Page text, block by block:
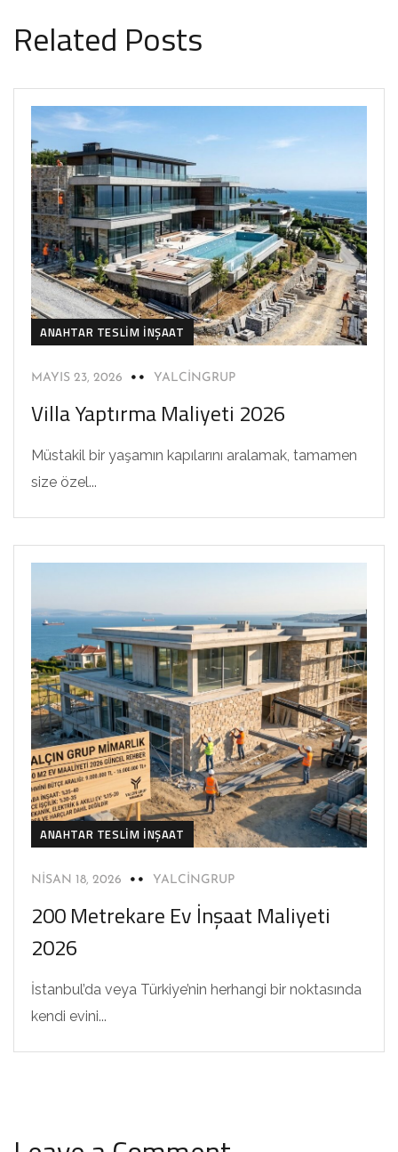
Related Posts
ANAHTAR TESLIM İNŞAAT
MAYIS 23, 2026 YALCINGRUP
Villa Yaptırma Maliyeti 2026
Müstakil bir yaşamın kapılarını aralamak, tamamen
size özel...
ANAHTAR TESLIM İNŞAAT
NISAN 18, 2026 YALCINGRUP
200 Metrekare Ev İnşaat Maliyeti
2026
İstanbul’da veya Türkiye’nin herhangi bir noktasında
kendi evini...